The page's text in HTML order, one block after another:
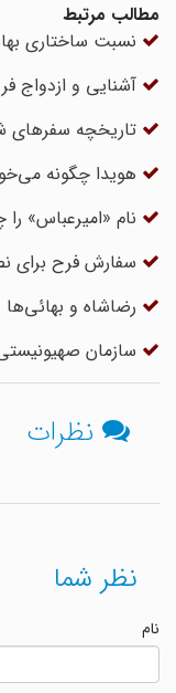
مطالب مرتبط
نسبت ساختاری
آشنایی و ازدواج
تاریخچه سفرهای شاه
هویدا چگونه
نام «امیرعباس» را
سفارش فرح برای
رضاشاه و بهائی‌ها
سازمان صهیونیستی
نظرات
نظر شما